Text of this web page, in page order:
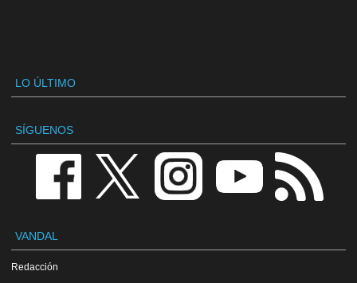
LO ÚLTIMO
SÍGUENOS
VANDAL
Redacción